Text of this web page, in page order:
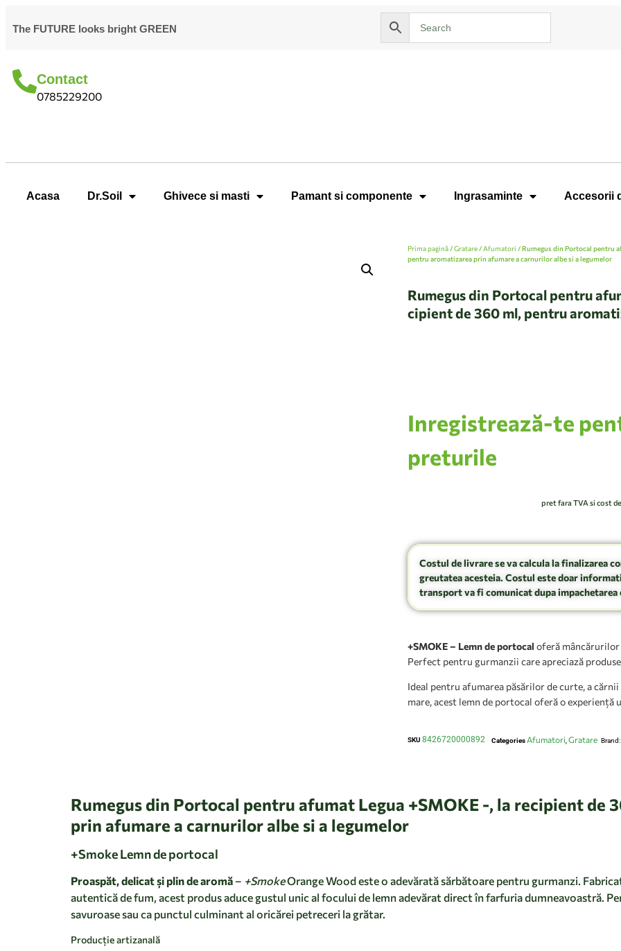
The FUTURE looks bright GREEN
Contact
0785229200
Acasa Dr.Soil Ghivece si masti Pamant si componente Ingrasaminte Accesorii
Prima pagină/Gratare/Afumatori / Rumegus din Portocal pentru
pentru aromatizarea prin afumare a carnurilor albe si a legumelor
Rumegus din Portocal pentru
cipient de 360 ml, pentru
Inregistrează-te
preturile
pret fara TVA si cost
Costul de livrare se va calcula la finalizarea
greutatea acesteia. Costul este doar
transport va fi comunicat dupa impachetarea
+SMOKE – Lemn de portocal oferă mâncărurilor
Perfect pentru gurmanzii care apreciază
Ideal pentru afumarea păsărilor de curte, a
mare, acest lemn de portocal oferă o experiență
SKU 8426720000892 Categories Afumatori Gratare Brand:
Rumegus din Portocal pentru afumat Legua +SMOKE -, la recipient de
prin afumare a carnurilor albe si a legumelor
+Smoke Lemn de portocal
Proaspăt, delicat și plin de aromă – +SmokeOrange Wood este o adevărată sărbătoare pentru gurmanzi.
autentică de fum, acest produs aduce gustul unic al focului de lemn adevărat direct în farfuria dumneavoastră.
savuroase sau ca punctul culminant al oricărei petreceri la grătar.
Producție artizanală